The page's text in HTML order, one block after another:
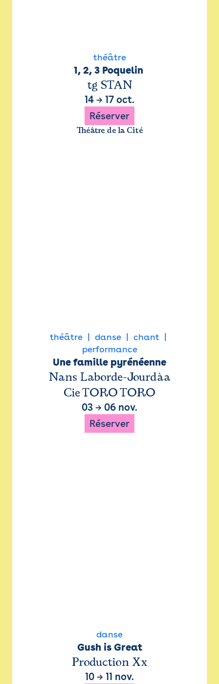
théâtre
1, 2, 3 Poquelin
tg STAN
14 → 17 oct.
Réserver
Théâtre de la Cité
théâtre danse
chant
performance
Une famille pyrénéenne
Nans Laborde-Jourdàa
Cie TORO TORO
03 → 06 nov.
Réserver
danse
Gush is Great
Production Xx
10 → 11 nov.